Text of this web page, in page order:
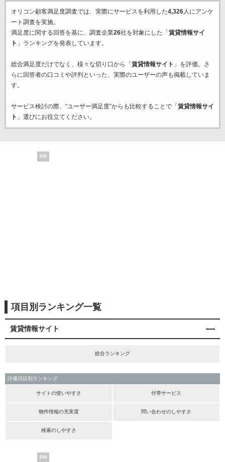
オリコン顧客満足度調査では、実際にサービスを利用した4,326人にアンケ
ート調査を実施。
満足度に関する回答を基に、調査企業26社を対象にした「 賃貸情報サイ
ト 」ランキングを発表しています。
総合満足度だけでなく、様々な切り口から「 賃貸情報サイト 」を評価。さ
らに回答者の口コミや評判といった、実際のユーザーの声も掲載していま
す。
サービス検討の際、“ユーザー満足度”からも比較することで「 賃貸情報サイ
ト 」選びにお役立てください。
PR
項目別ランキング一覧
賃貸情報サイト
総合ランキング
評価項目別ランキング
サイトの使いやすさ 付帯サービス
物件情報の充実度 問い合わせのしやすさ
検索のしやすさ
PR